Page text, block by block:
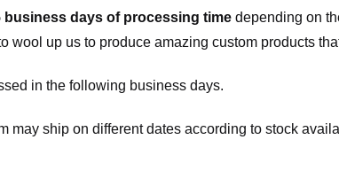
business days of processing time depending on
wool up us to produce amazing custom products
in the following business days.
may ship on different dates according to stock